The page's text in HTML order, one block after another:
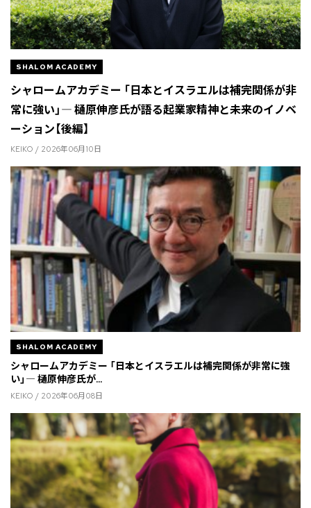
SHALOM ACADEMY
シャロームアカデミー 「日本とイスラエルは補完関係が非
常に強い」― 樋原伸彦氏が語る起業家精神と未来のイノベ
ーション【後編】
KEIKO / 2026年06月10日
SHALOM ACADEMY
シャロームアカデミー 「日本とイスラエルは補完関係が非常に強
い」― 樋原伸彦氏が...
KEIKO / 2026年06月08日